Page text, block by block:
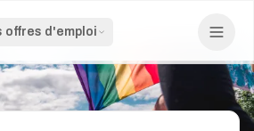
offres d'emploi